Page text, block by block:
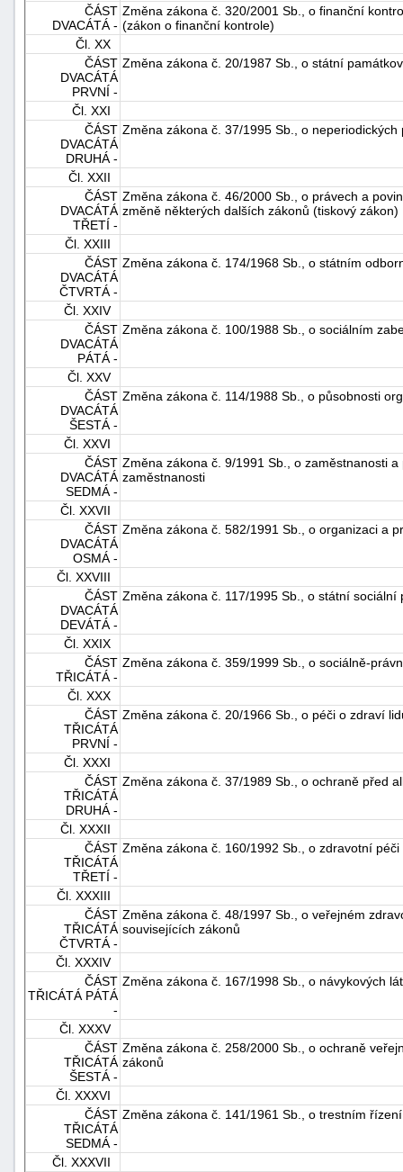
ČÁST
DVACÁTÁ -
Změna zákona č. 320/2001 Sb., o finanční
(zákon o finanční kontrole)
Čl. XX
ČÁST
DVACÁTÁ
PRVNÍ -
Změna zákona č. 20/1987 Sb., o státní
Čl. XXI
ČÁST
DVACÁTÁ
DRUHÁ -
Změna zákona č. 37/1995 Sb., o neperiodických
Čl. XXII
ČÁST
DVACÁTÁ
TŘETÍ -
Změna zákona č. 46/2000 Sb., o právech a
změně některých dalších zákonů (tiskový zákon)
Čl. XXIII
ČÁST
DVACÁTÁ
ČTVRTÁ -
Změna zákona č. 174/1968 Sb., o státním
Čl. XXIV
ČÁST
DVACÁTÁ
PÁTÁ -
Změna zákona č. 100/1988 Sb., o sociálním
Čl. XXV
ČÁST
DVACÁTÁ
ŠESTÁ -
Změna zákona č. 114/1988 Sb., o působnosti
Čl. XXVI
ČÁST
DVACÁTÁ
SEDMÁ -
Změna zákona č. 9/1991 Sb., o zaměstnanosti
zaměstnanosti
Čl. XXVII
ČÁST
DVACÁTÁ
OSMÁ -
Změna zákona č. 582/1991 Sb., o organizaci a
Čl. XXVIII
ČÁST
DVACÁTÁ
DEVÁTÁ -
Změna zákona č. 117/1995 Sb., o státní sociální
Čl. XXIX
ČÁST
TŘICÁTÁ -
Změna zákona č. 359/1999 Sb., o sociálně-
Čl. XXX
ČÁST
TŘICÁTÁ
PRVNÍ -
Změna zákona č. 20/1966 Sb., o péči o zdraví
Čl. XXXI
ČÁST
TŘICÁTÁ
DRUHÁ -
Změna zákona č. 37/1989 Sb., o ochraně před
Čl. XXXII
ČÁST
TŘICÁTÁ
TŘETÍ -
Změna zákona č. 160/1992 Sb., o zdravotní
Čl. XXXIII
ČÁST
TŘICÁTÁ
ČTVRTÁ -
Změna zákona č. 48/1997 Sb., o veřejném
souvisejících zákonů
Čl. XXXIV
ČÁST
TŘICÁTÁ PÁTÁ
-
Změna zákona č. 167/1998 Sb., o návykových
Čl. XXXV
ČÁST
TŘICÁTÁ
ŠESTÁ -
Změna zákona č. 258/2000 Sb., o ochraně
zákonů
Čl. XXXVI
ČÁST
TŘICÁTÁ
SEDMÁ -
Změna zákona č. 141/1961 Sb., o trestním
Čl. XXXVII